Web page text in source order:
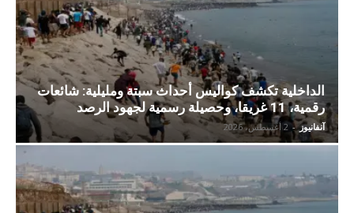
الداخلية تكشف كواليس أحداث سبتة ومليلية: شائعات
رقمية، 11 غريقا، وحصيلة رسمية لجهود الرصد
آنفانيوز - 2 أغسطس، 2026